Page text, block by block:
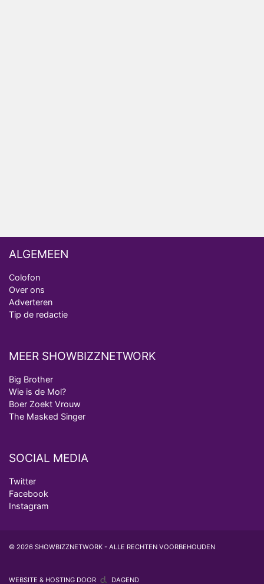
ALGEMEEN
Colofon
Over ons
Adverteren
Tip de redactie
MEER SHOWBIZZNETWORK
Big Brother
Wie is de Mol?
Boer Zoekt Vrouw
The Masked Singer
SOCIAL MEDIA
Twitter
Facebook
Instagram
© 2026 SHOWBIZZNETWORK - ALLE RECHTEN VOORBEHOUDEN
WEBSITE & HOSTING DOOR DAGEND